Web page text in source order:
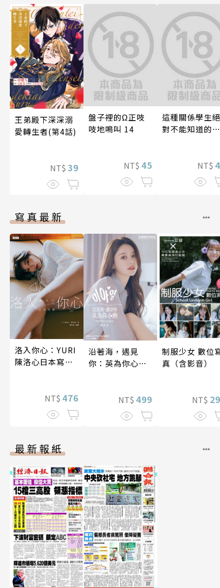
王弟殿下深深溺
愛轉生者(第4話)
NT$ 39
盤子裡的Ω正吱
吱地鳴叫 14
NT$ 45
這種關係學生絕
對不能知道的
兩人是甜蜜的現
在進行式～ 05
NT$
寫真最新
洛入你心：YURI
陳洛心日本寫真
NT$ 476
沿著海，遇見
你：英為你心動
NT$ 499
制服少女 數位
真（含影音）
NT$
最新報紙